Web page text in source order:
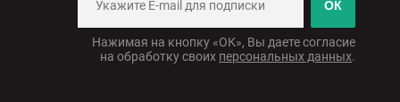
ОК
Нажимая на кнопку «ОК», Вы даете согласие
на обработку своих персональных данных.